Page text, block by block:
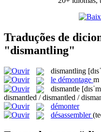
Traduções de
"dismantling"
dismantling
le démontage m
dismantle
dismantled / dismantled /
démonter
désassembler